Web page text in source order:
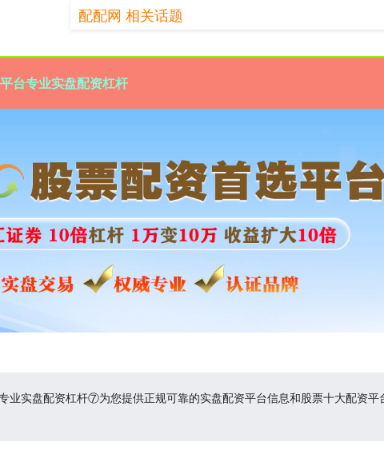
台专业实盘配资杠杆
业实盘配资杠杆⑦为您提供正规可靠的实盘配资平台信息和股票十大配资
配配网 相关话题